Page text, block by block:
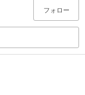
フォロー